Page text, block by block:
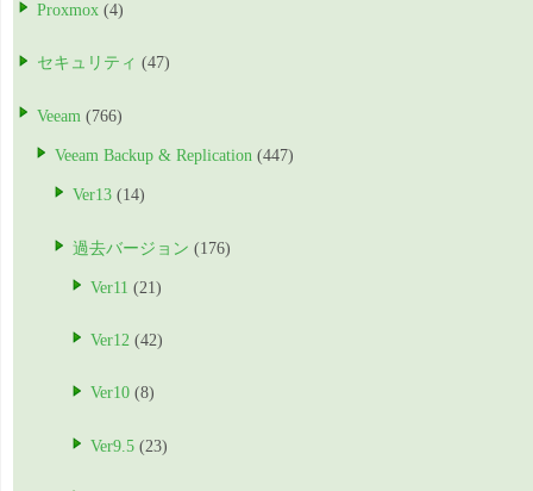
Proxmox (4)
セキュリティ (47)
Veeam (766)
Veeam Backup & Replication (447)
Ver13 (14)
過去バージョン (176)
Ver11 (21)
Ver12 (42)
Ver10 (8)
Ver9.5 (23)